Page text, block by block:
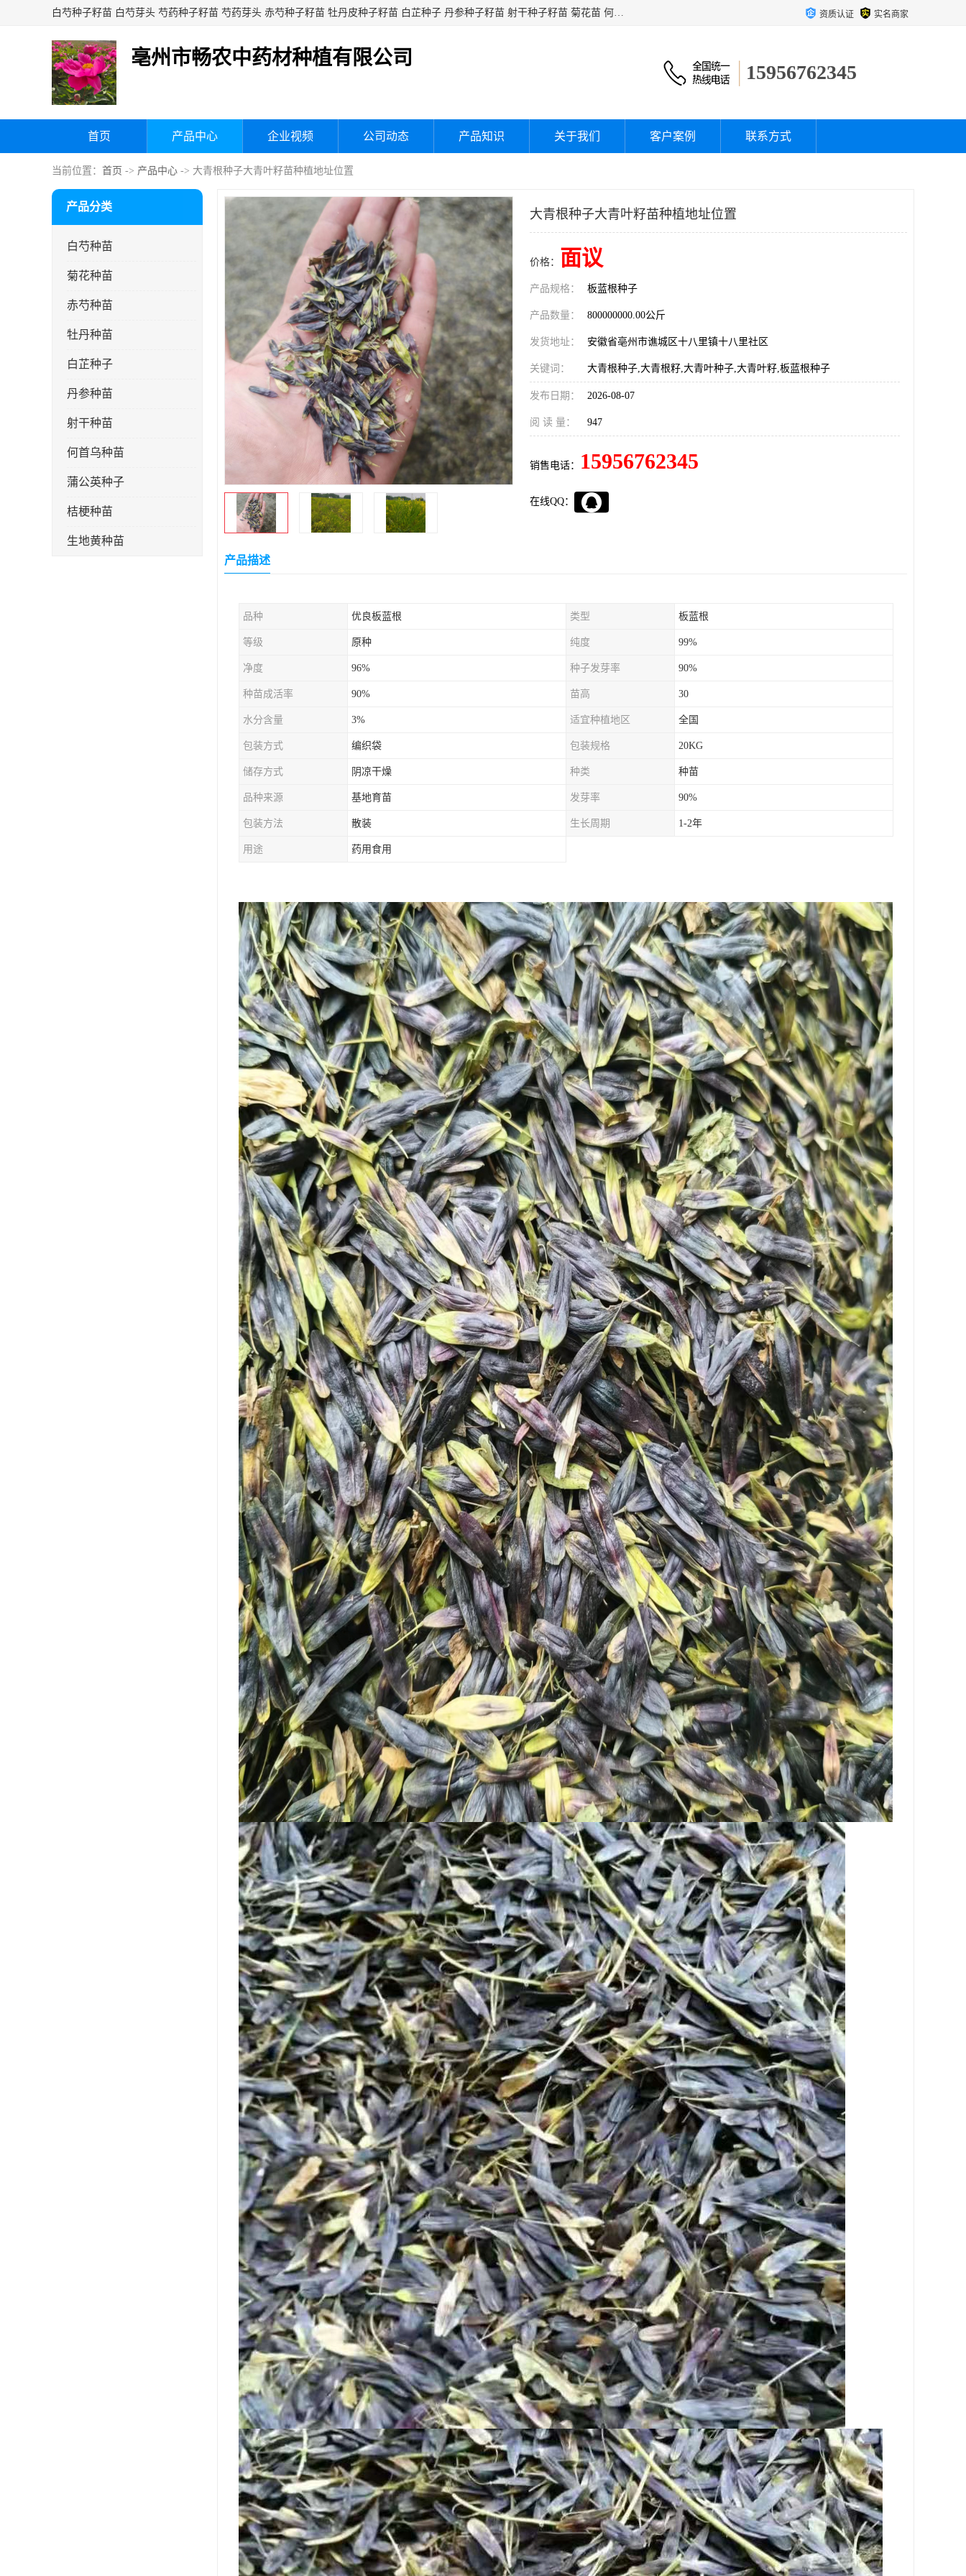
白芍种子籽苗 白芍芽头 芍药种子籽苗 芍药芽头 赤芍种子籽苗 牡丹皮种子籽苗 白芷种子 丹参种子籽苗 射干种子籽苗 菊花苗 何乌苗 蒲公英种子 桔梗种子籽苗 生地黄芽苗 玄参芽苗 元参芽苗 黑参芽苗 紫苑芽 紫菀苗 板蓝根种子 板兰根籽 大青叶种子 大青根种苗 防风种子 夏枯草种子 夏枯球籽 知母种子籽苗 白术种子 白术籽苗 薄荷种子籽苗 红花种子籽油 资质认证 实名商家
亳州市畅农中药材种植有限公司
15956762345
首页 产品中心 企业视频 公司动态 产品知识 关于我们 客户案例 联系方式
当前位置： 首页 -> 产品中心 -> 大青根种子大青叶籽苗种植地址位置
产品分类
白芍种苗
菊花种苗
赤芍种苗
牡丹种苗
白芷种子
丹参种苗
射干种苗
何首乌种苗
蒲公英种子
桔梗种苗
生地黄种苗
大青根种子大青叶籽苗种植地址位置
价格： 面议
产品规格： 板蓝根种子
产品数量： 800000000.00公斤
发货地址： 安徽省亳州市谯城区十八里镇十八里社区
关键词： 大青根种子,大青根籽,大青叶种子,大青叶籽,板蓝根种子
发布日期： 2026-08-07
阅 读 量： 947
销售电话： 15956762345
在线QQ：
产品描述
品种 优良板蓝根 类型 板蓝根
等级 原种 纯度 99%
净度 96% 种子发芽率 90%
种苗成活率 90% 苗高 30
水分含量 3% 适宜种植地区 全国
包装方式 编织袋 包装规格 20KG
储存方式 阴凉干燥 种类 种苗
品种来源 基地育苗 发芽率 90%
包装方法 散装 生长周期 1-2年
用途 药用食用